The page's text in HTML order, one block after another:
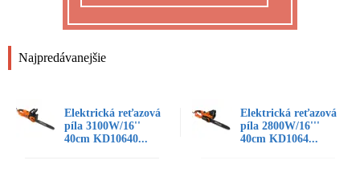
Najpredávanejšie
Elektrická reťazová
píla 3100W/16''
40cm KD10640...
Elektrická reťazová
píla 2800W/16'''
40cm KD1064...